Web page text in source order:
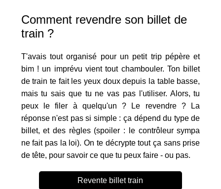
Comment revendre son billet de
train ?
T'avais tout organisé pour un petit trip pépère et
bim ! un imprévu vient tout chambouler. Ton billet
de train te fait les yeux doux depuis la table basse,
mais tu sais que tu ne vas pas l'utiliser. Alors, tu
peux le filer à quelqu'un ? Le revendre ? La
réponse n'est pas si simple : ça dépend du type de
billet, et des règles (spoiler : le contrôleur sympa
ne fait pas la loi). On te décrypte tout ça sans prise
de tête, pour savoir ce que tu peux faire - ou pas.
Revente billet train